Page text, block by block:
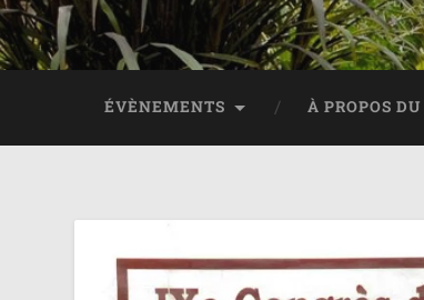
ÉVÈNEMENTS À PROPOS